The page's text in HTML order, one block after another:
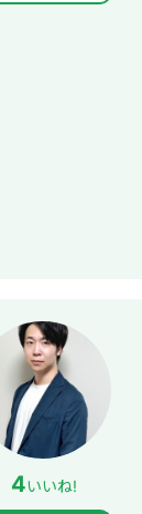
4いいね!